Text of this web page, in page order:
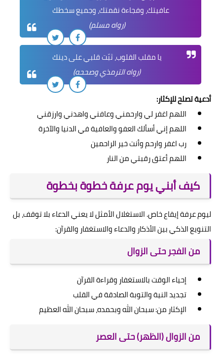
عافيتك، وفجاءة نقمتك، وجميع سخطك
(رواه مسلم)
يا مقلب القلوب، ثبّت قلبي على دينك
(رواه الترمذي وصححه)
أدعية تصلح للإكثار:
اللهم اغفر لي وارحمني وعافني واهدني وارزقني
اللهم إني أسألك العفو والعافية في الدنيا والآخرة
رب اغفر وارحم وأنت خير الراحمين
اللهم أعتق رقبتي من النار
كيف أبني يوم عرفة خطوة بخطوة
ليوم عرفة إيقاع خاص. الاستغلال الأمثل لا يعني الدعاء بلا توقف، بل
التنويع الذكي بين الأذكار والدعاء والاستغفار والقرآن:
من الفجر حتى الزوال
إحياء الوقت بالاستغفار وقراءة القرآن
تجديد النية والتوبة الصادقة في القلب
الإكثار من: سبحان الله وبحمده، سبحان الله العظيم
من الزوال (الظهر) حتى العصر